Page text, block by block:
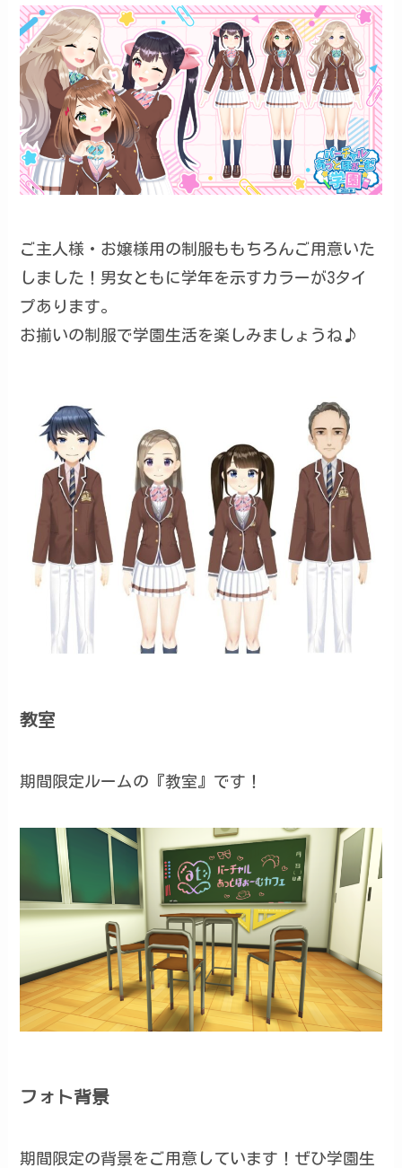
ご主人様・お嬢様用の制服ももちろんご用意いた
しました！男女ともに学年を示すカラーが3タイ
プあります。
お揃いの制服で学園生活を楽しみましょうね♪
教室
期間限定ルームの『教室』です！
フォト背景
期間限定の背景をご用意しています！ぜひ学園生